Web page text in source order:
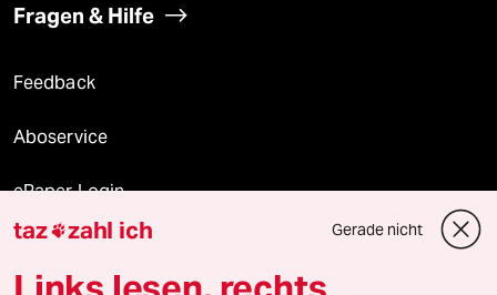
Fragen & Hilfe
Feedback
Aboservice
ePaper Login
Downloads für Abonnierende
taz zahl ich Gerade nicht